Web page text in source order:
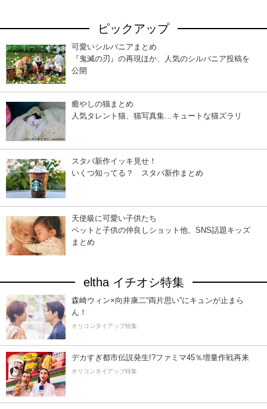
ピックアップ
可愛いシルバニアまとめ
『鬼滅の刃』の再現ほか、人気のシルバニア投稿を
公開
癒やしの猫まとめ
人気タレント猫、猫写真集…キュートな猫ズラリ
スタバ新作イッキ見せ！
いくつ知ってる？ スタバ新作まとめ
天使級に可愛い子供たち
ペットと子供の仲良しショット他、SNS話題キッズ
まとめ
eltha イチオシ特集
森崎ウィン×向井康二“両片思い”にキュンが止まら
ん！
オリコンタイアップ特集
デカすぎ都市伝説発生!?ファミマ45％増量作戦再来
オリコンタイアップ特集